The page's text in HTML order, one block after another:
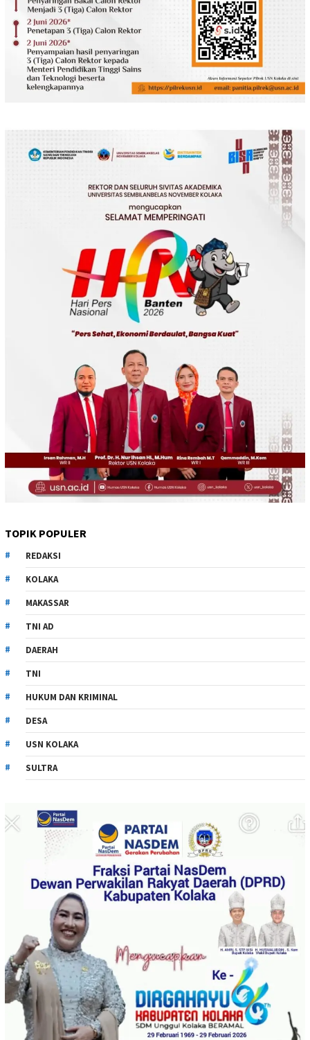
TOPIK POPULER
REDAKSI
KOLAKA
MAKASSAR
TNI AD
DAERAH
TNI
HUKUM DAN KRIMINAL
DESA
USN KOLAKA
SULTRA